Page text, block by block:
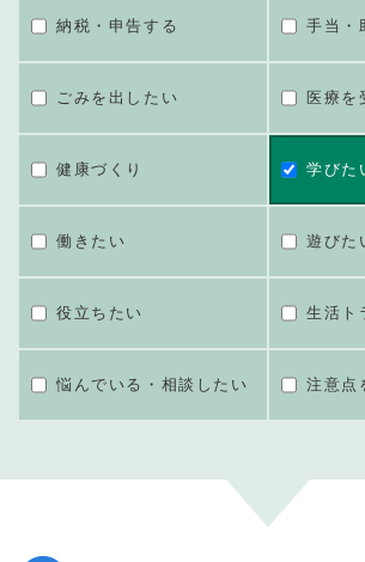
納税・申告する 手当・
ごみを出したい 医療を
健康づくり 学びた
働きたい 遊びた
役立ちたい 生活ト
悩んでいる・相談したい 注意点